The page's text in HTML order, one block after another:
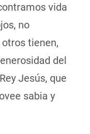
vida
no
tienen,
del
Jesús, que
sabia y